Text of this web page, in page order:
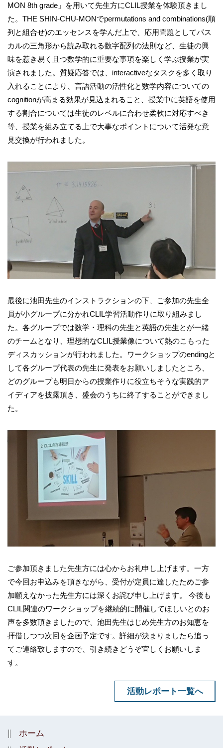
MON 8th grade」を用いて先生方にCLIL授業を体験頂きまし
た。THE SHIN-CHU-MONでpermutations and combinations(順
列と組合せ)のエッセンスを学んだ上で、応用問題としてパス
カルの三角形から読み取れる数字配列の法則など、生徒の興
味を惹き易く且つ数学的に重要な事項を楽しく学ぶ授業が実
演されました。質疑応答では、interactiveなタスクを多く取り
入れることにより、言語活動の活性化と数学内容についての
cognitionが高まる効果が見込まれること、授業中に英語を使用
する割合については生徒のレベルに合わせ柔軟に対応すべき
等、授業を組み立てる上で大事なポイントについて活発な意
見交換が行われました。
最後に池田先生のインストラクションの下、ご参加の先生全
員が小グループに分かれCLIL学習活動作りに取り組みまし
た。各グループでは数学・理科の先生と英語の先生とが一緒
のチームとなり、理想的なCLIL授業像について熱のこもった
ディスカッションが行われました。ワークショップのendingと
して各グループ代表の先生に発表をお願いしましたところ、
どのグループも明日からの授業作りに役立ちそうな実践的ア
イディアを披露頂き、盛会のうちに終了することができまし
た。
ご参加頂きました先生方には心からお礼申し上げます。一方
で今回お申込みを頂きながら、受付が定員に達したためご参
加願えなかった先生方には深くお詫び申し上げます。 今後も
CLIL関連のワークショップを継続的に開催してほしいとのお
声を多数頂きましたので、池田先生はじめ先生方のお知恵を
拝借しつつ次回を企画予定です。詳細が決まりましたら追っ
てご連絡致しますので、引き続きどうぞ宜しくお願いしま
す。
活動レポート一覧へ
ホーム